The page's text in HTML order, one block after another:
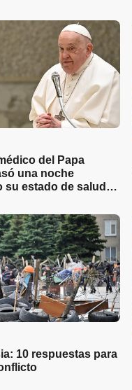
del Papa
una noche
su estado de salud
10 respuestas para